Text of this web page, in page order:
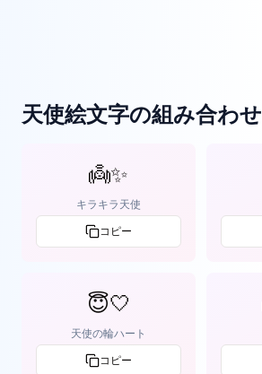
天使絵文字の組み合わせ
👼✨
キラキラ天使
コピー
😇🤍
天使の輪ハート
コピー